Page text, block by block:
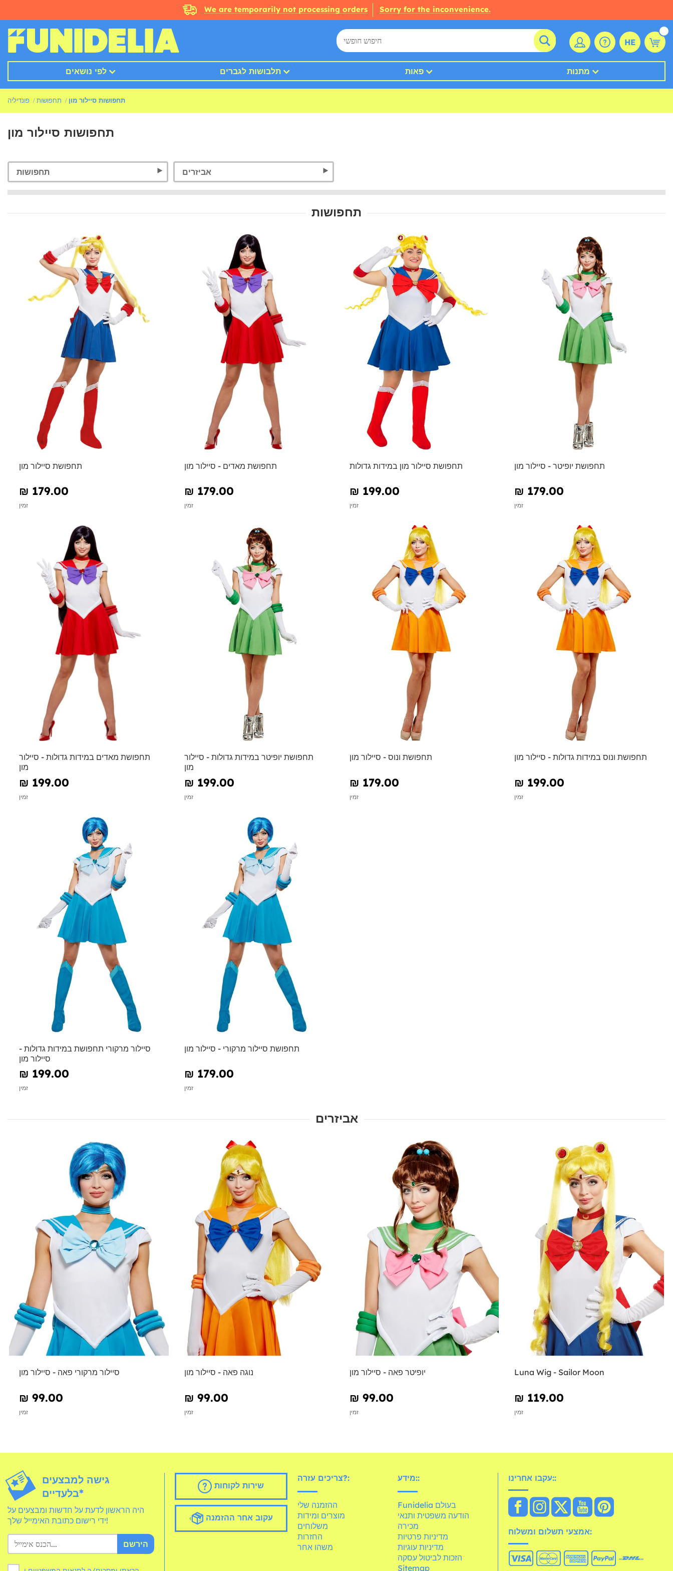
We are temporarily not processing orders Sorry for the inconvenience.
HE
לפי נושאים תלבושות לגברים פאות מתנות
פונדיליה תחפושות תחפושות סיילור מון
תחפושות סיילור מון
תחפושות אביזרים
תחפושות
תחפושת סיילור מון
₪‎ 179.00
זמין
תחפושת מאדים - סיילור מון
₪‎ 179.00
זמין
תחפושת סיילור מון במידות גדולות
₪‎ 199.00
זמין
תחפושת יופיטר - סיילור מון
₪‎ 179.00
זמין
תחפושת מאדים במידות גדולות - סיילור
מון
₪‎ 199.00
זמין
תחפושת יופיטר במידות גדולות - סיילור
מון
₪‎ 199.00
זמין
תחפושת ונוס - סיילור מון
₪‎ 179.00
זמין
תחפושת ונוס במידות גדולות - סיילור מון
₪‎ 199.00
זמין
סיילור מרקורי תחפושת במידות גדולות -
סיילור מון
₪‎ 199.00
זמין
תחפושת סיילור מרקורי - סיילור מון
₪‎ 179.00
זמין
אביזרים
סיילור מרקורי פאה - סיילור מון
₪‎ 99.00
זמין
נוגה פאה - סיילור מון
₪‎ 99.00
זמין
יופיטר פאה - סיילור מון
₪‎ 99.00
זמין
Luna Wig - Sailor Moon
₪‎ 119.00
זמין
גישה למבצעים
בלעדיים*
היה הראשון לדעת על חדשות ומבצעים על
ידי רישום כתובת האימייל שלך!
הירשם
שירות לקוחות
עקוב אחר ההזמנה
צריכים עזרה?:
ההזמנה שלי
מוצרים ומידות
משלוחים
החזרות
משהו אחר
מידע::
Funidelia בעולם
הודעה משפטית ותנאי
מכירה
מדיניות פרטיות
מדיניות עוגיות
הזכות לביטול עסקה
Sitemap
עקבו אחרינו::
אמצעי תשלום ומשלוח: